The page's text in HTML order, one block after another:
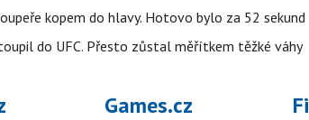
kopem do hlavy. Hotovo bylo za 52 sekund
do UFC. Přesto zůstal měřítkem těžké váhy
Games.cz